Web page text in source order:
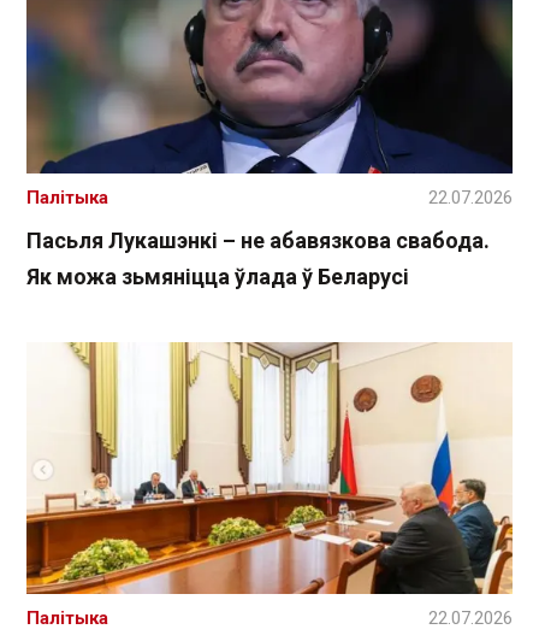
Пасьля Лукашэнкі – не абавязкова свабода.
Як можа зьмяніцца ўлада ў Беларусі
Палітыка 22.07.2026
Палітыка 22.07.2026